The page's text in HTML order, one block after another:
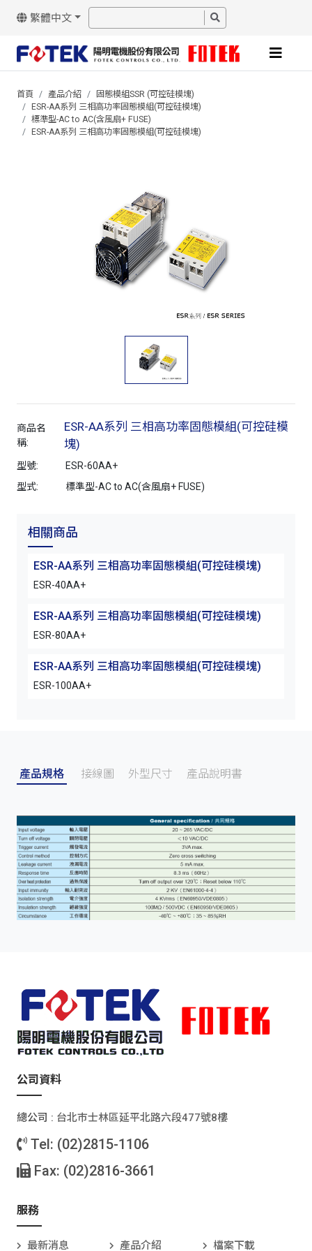
繁體中文
首頁 產品介紹
固態模組SSR (可控硅模塊)
ESR-AA系列 三相高功率固態模組(可控硅模塊)
標準型-AC to AC(含風扇+ FUSE)
ESR-AA系列 三相高功率固態模組(可控硅模塊)
商品名
稱:
ESR-AA系列 三相高功率固態模組(可控硅模
塊)
型號:
ESR-60AA+
型式:
標準型-AC to AC(含風扇+ FUSE)
相關商品
ESR-AA系列 三相高功率固態模組(可控硅模塊)
ESR-40AA+
ESR-AA系列 三相高功率固態模組(可控硅模塊)
ESR-80AA+
ESR-AA系列 三相高功率固態模組(可控硅模塊)
ESR-100AA+
產品規格 接線圖 外型尺寸 產品說明書
公司資料
總公司 : 台北巿士林區延平北路六段477號8樓
Tel: (02)2815-1106
Fax: (02)2816-3661
服務
最新消息 產品介紹 檔案下載